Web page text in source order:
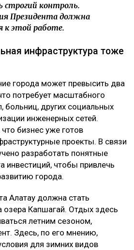
строгий контроль.
Президента должна
к этой работе.
инфраструктура тоже
города может превысить два
потребует масштабного
больниц, других социальных
инженерных сетей.
бизнес уже готов
проекты. В связи
разработать понятные
инвестиций, чтобы привлечь
города.
Алатау должна стать
озера Капшагай. Отдых здесь
летним сезоном,
Здесь, по его мнению,
для зимних видов